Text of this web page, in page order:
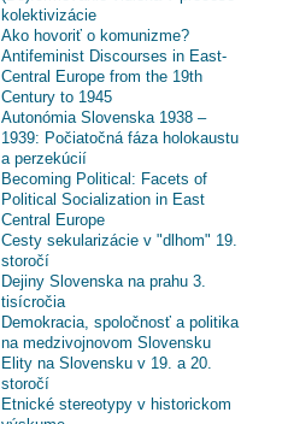
kolektivizácie
Ako hovoriť o komunizme?
Antifeminist Discourses in East-
Central Europe from the 19th
Century to 1945
Autonómia Slovenska 1938 –
1939: Počiatočná fáza holokaustu
a perzekúcií
Becoming Political: Facets of
Political Socialization in East
Central Europe
Cesty sekularizácie v "dlhom" 19.
storočí
Dejiny Slovenska na prahu 3.
tisícročia
Demokracia, spoločnosť a politika
na medzivojnovom Slovensku
Elity na Slovensku v 19. a 20.
storočí
Etnické stereotypy v historickom